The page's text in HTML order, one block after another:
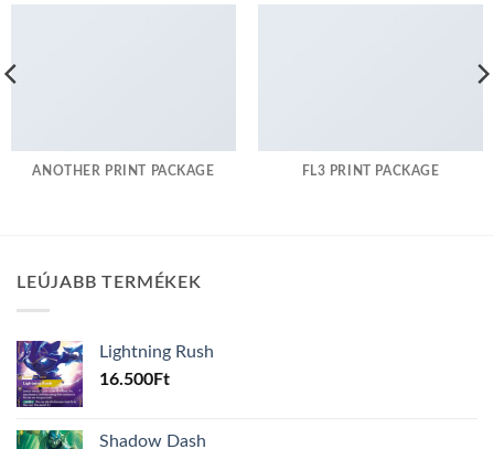
ANOTHER PRINT PACKAGE FL3 PRINT PACKAGE
LEÚJABB TERMÉKEK
Lightning Rush
16.500Ft
Shadow Dash